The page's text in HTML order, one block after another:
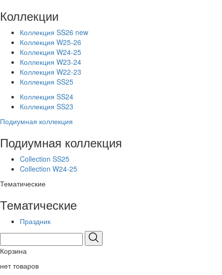
Коллекции
Коллекция SS26 new
Коллекция W25-26
Коллекция W24-25
Коллекция W23-24
Коллекция W22-23
Коллекция SS25
Коллекция SS24
Коллекция SS23
Подиумная коллекция
Подиумная коллекция
Collection SS25
Collection W24-25
Тематические
Тематические
Праздник
Корзина
нет товаров